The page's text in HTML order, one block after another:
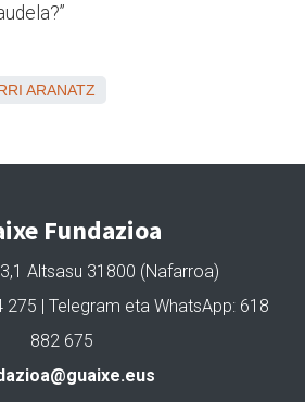
ARANATZ
Fundazioa
Altsasu 31800 (Nafarroa)
| Telegram eta WhatsApp: 618
882 675